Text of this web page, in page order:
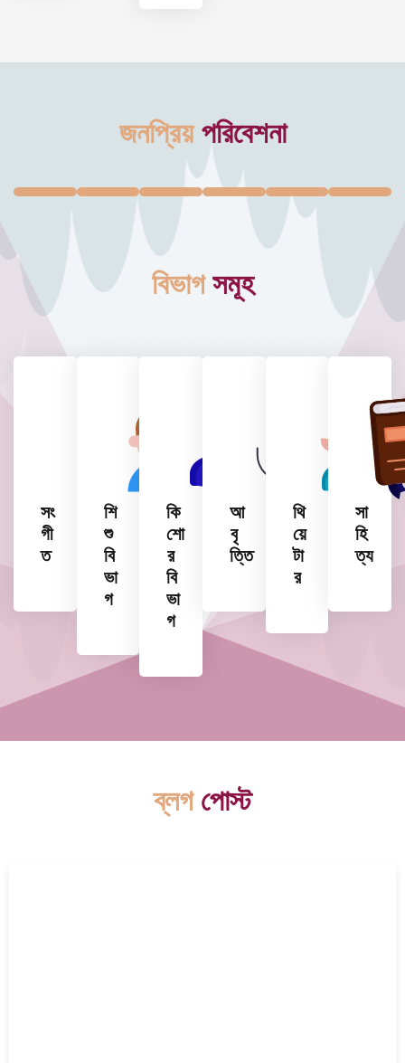
জনপ্রিয় পরিবেশনা
বিভাগ সমূহ
সং
গী
ত
শি
শু
বি
ভা
গ
কি
শো
র
বি
ভা
গ
আ
বৃ
ত্তি
থি
য়ে
টা
র
সা
হি
ত্য
ব্লগ পোস্ট